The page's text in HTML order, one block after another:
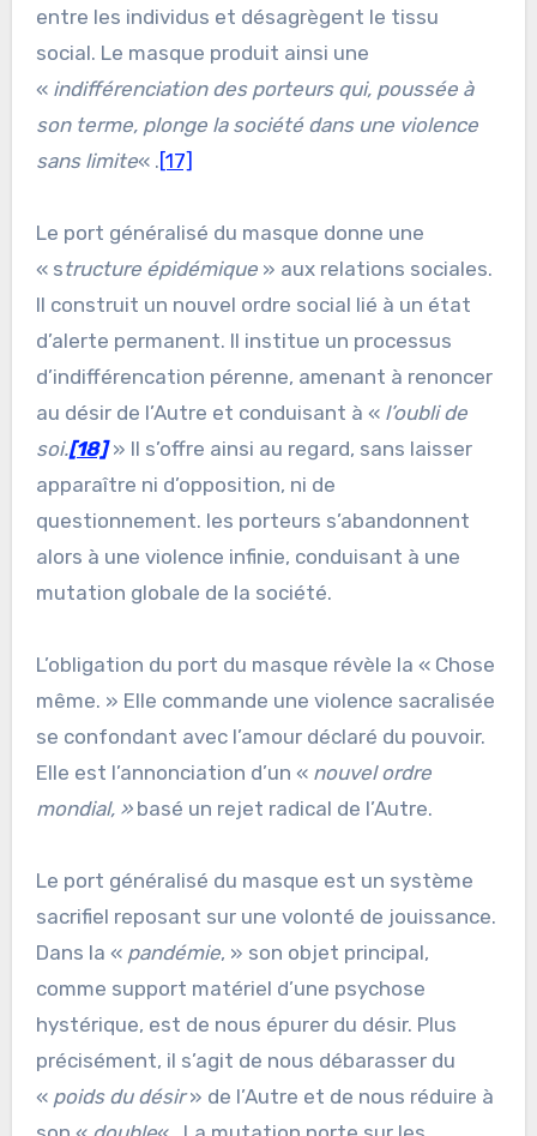
entre les individus et désagrègent le tissu
social. Le masque produit ainsi une
« indifférenciation des porteurs qui, poussée à
son terme, plonge la société dans une violence
sans limite« .[17]
Le port généralisé du masque donne une
« structure épidémique» aux relations sociales.
Il construit un nouvel ordre social lié à un état
d’alerte permanent. Il institue un processus
d’indifférencation pérenne, amenant à renoncer
au désir de l’Autre et conduisant à « l’oubli de
soi.[18]» Il s’offre ainsi au regard, sans laisser
apparaître ni d’opposition, ni de
questionnement. Ies porteurs s’abandonnent
alors à une violence infinie, conduisant à une
mutation globale de la société.
L’obligation du port du masque révèle la « Chose
même. » Elle commande une violence sacralisée
se confondant avec l’amour déclaré du pouvoir.
Elle est l’annonciation d’un « nouvel ordre
mondial, »basé un rejet radical de l’Autre.
Le port généralisé du masque est un système
sacrifiel reposant sur une volonté de jouissance.
Dans la « pandémie, » son objet principal,
comme support matériel d’une psychose
hystérique, est de nous épurer du désir. Plus
précisément, il s’agit de nous débarasser du
« poids du désir» de l’Autre et de nous réduire à